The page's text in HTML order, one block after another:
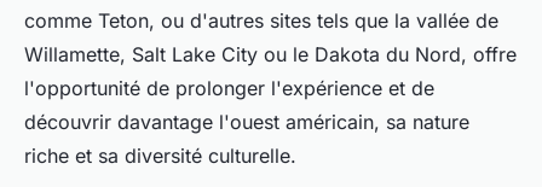
comme Teton, ou d'autres sites tels que la vallée de
Willamette, Salt Lake City ou le Dakota du Nord, offre
l'opportunité de prolonger l'expérience et de
découvrir davantage l'ouest américain, sa nature
riche et sa diversité culturelle.